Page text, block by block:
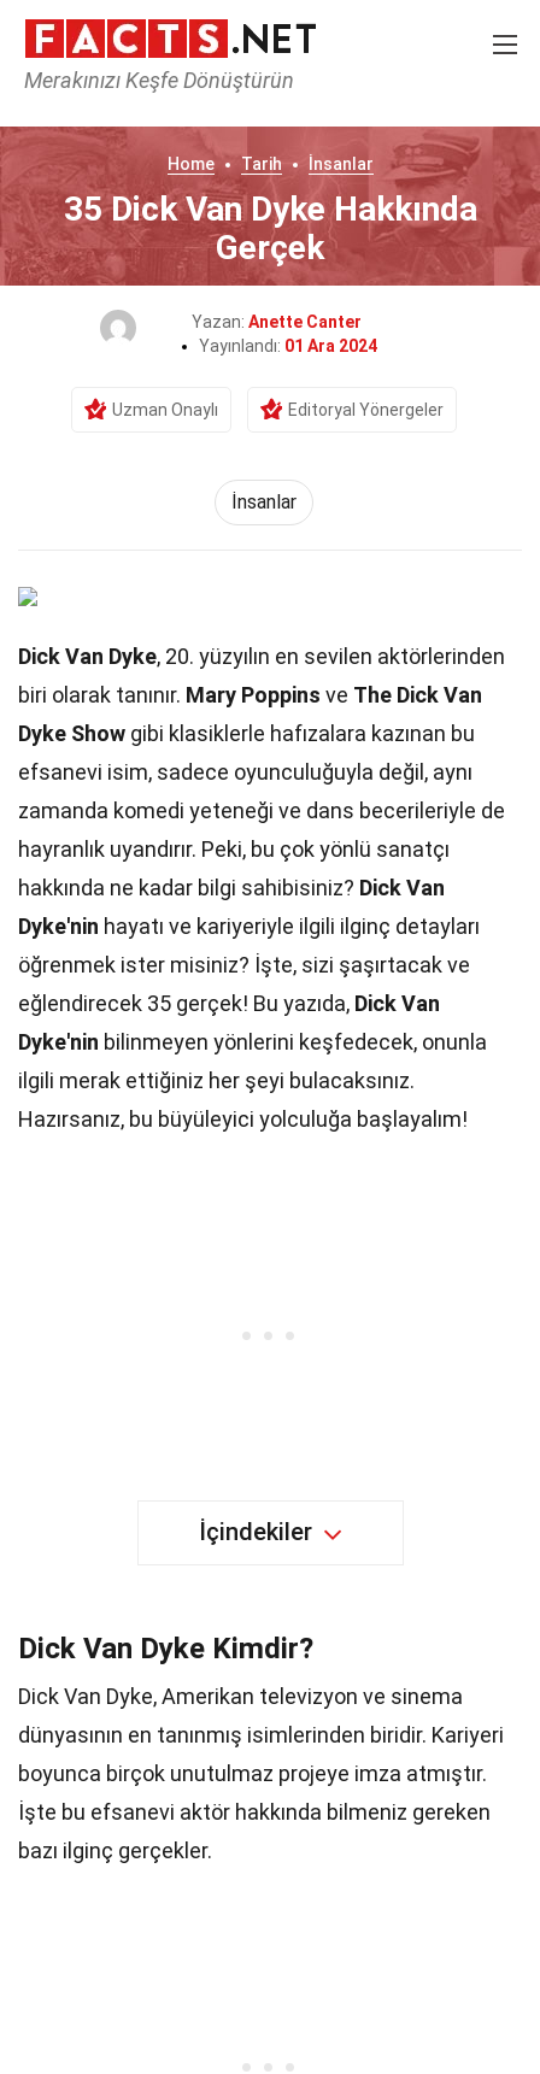
Merakınızı Keşfe Dönüştürün
Home Tarih İnsanlar
35 Dick Van Dyke Hakkında
Gerçek
Yazan: Anette Canter
Yayınlandı: 01 Ara 2024
Uzman Onaylı Editoryal Yönergeler
İnsanlar
Dick Van Dyke, 20. yüzyılın en sevilen aktörlerinden
biri olarak tanınır. Mary Poppins ve The Dick Van
Dyke Show gibi klasiklerle hafızalara kazınan bu
efsanevi isim, sadece oyunculuğuyla değil, aynı
zamanda komedi yeteneği ve dans becerileriyle de
hayranlık uyandırır. Peki, bu çok yönlü sanatçı
hakkında ne kadar bilgi sahibisiniz? Dick Van
Dyke'nin hayatı ve kariyeriyle ilgili ilginç detayları
öğrenmek ister misiniz? İşte, sizi şaşırtacak ve
eğlendirecek 35 gerçek! Bu yazıda, Dick Van
Dyke'nin bilinmeyen yönlerini keşfedecek, onunla
ilgili merak ettiğiniz her şeyi bulacaksınız.
Hazırsanız, bu büyüleyici yolculuğa başlayalım!
İçindekiler
Dick Van Dyke Kimdir?
Dick Van Dyke, Amerikan televizyon ve sinema
dünyasının en tanınmış isimlerinden biridir. Kariyeri
boyunca birçok unutulmaz projeye imza atmıştır.
İşte bu efsanevi aktör hakkında bilmeniz gereken
bazı ilginç gerçekler.